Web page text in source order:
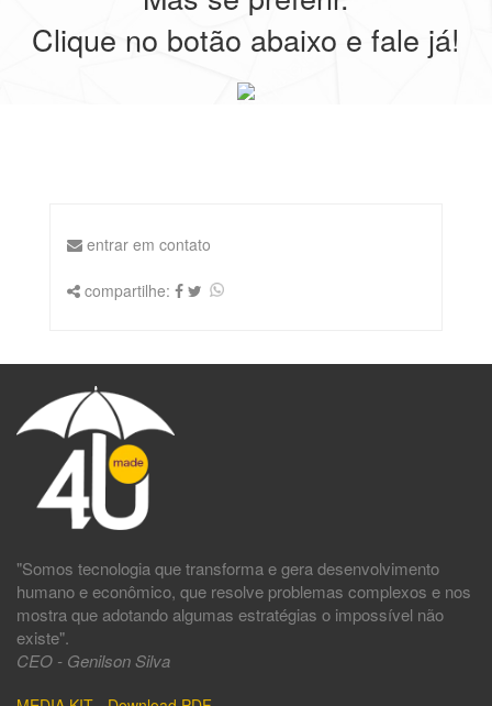
Clique no botão abaixo e fale já!
entrar em contato
compartilhe:
"Somos tecnologia que transforma e gera desenvolvimento
humano e econômico, que resolve problemas complexos e nos
mostra que adotando algumas estratégias o impossível não
existe".
CEO - Genilson Silva